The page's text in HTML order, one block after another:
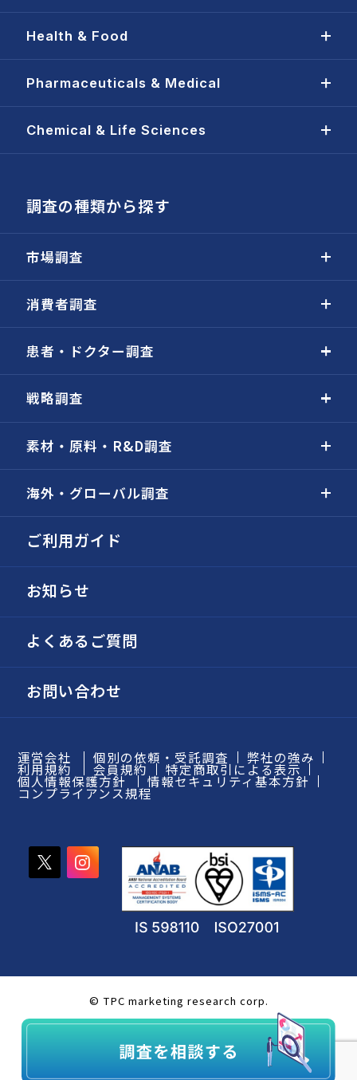
Health & Food
Pharmaceuticals & Medical
Chemical & Life Sciences
調査の種類から探す
市場調査
消費者調査
患者・ドクター調査
戦略調査
素材・原料・R&D調査
海外・グローバル調査
ご利用ガイド
お知らせ
よくあるご質問
お問い合わせ
運営会社 個別の依頼・受託調査 弊社の強み
利用規約 会員規約 特定商取引による表示
個人情報保護方針 情報セキュリティ基本方針
コンプライアンス規程
© TPC marketing research corp.